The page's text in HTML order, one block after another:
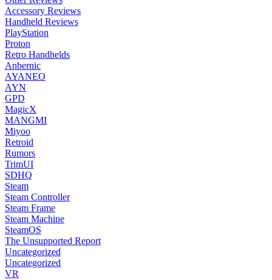
Accessory Reviews
Handheld Reviews
PlayStation
Proton
Retro Handhelds
Anbernic
AYANEO
AYN
GPD
MagicX
MANGMI
Miyoo
Retroid
Rumors
TrimUI
SDHQ
Steam
Steam Controller
Steam Frame
Steam Machine
SteamOS
The Unsupported Report
Uncategorized
Uncategorized
VR